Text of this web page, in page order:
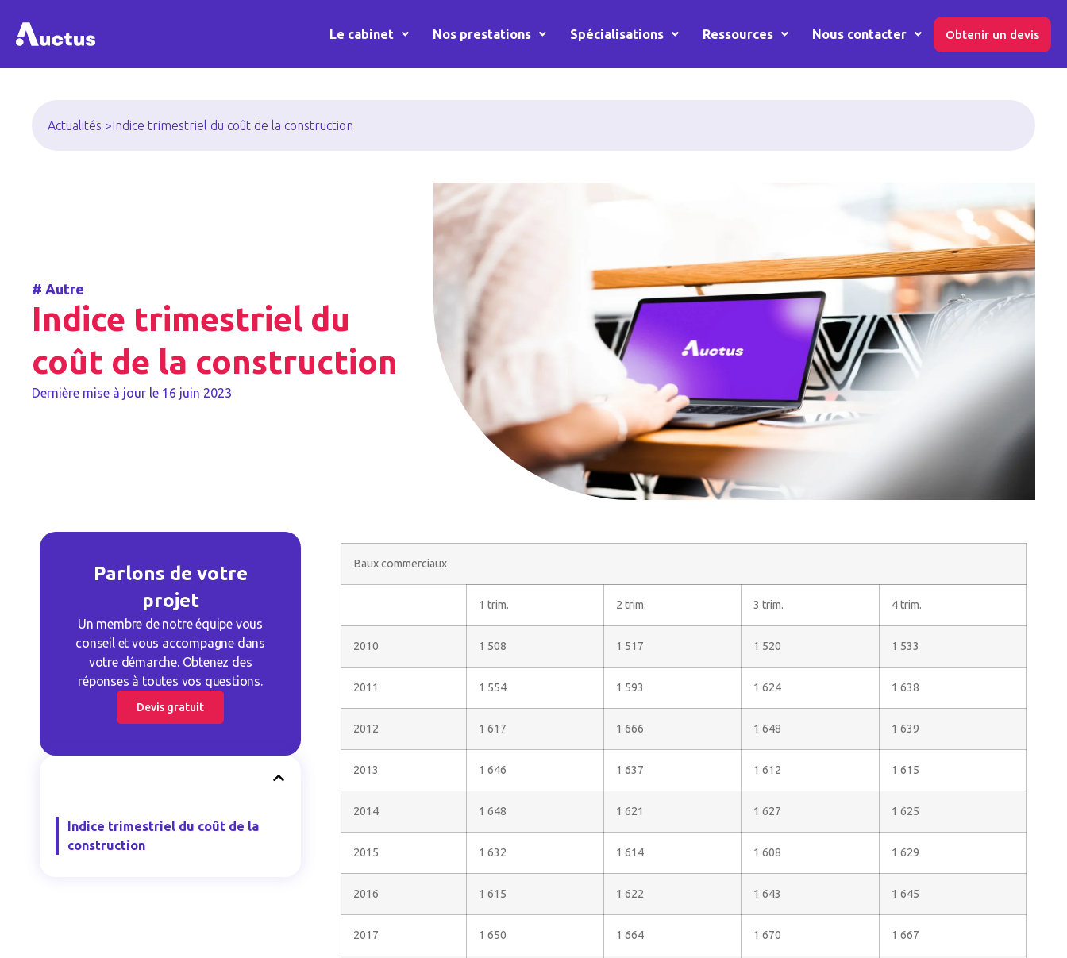
Le cabinet Nos prestations Spécialisations Ressources Nous contacter Obtenir un devis
Actualités >Indice trimestriel du coût de la construction
# Autre
Indice trimestriel du
coût de la construction
Dernière mise à jour le 16 juin 2023
Parlons de votre
projet
Un membre de notre équipe vous
conseil et vous accompagne dans
votre démarche. Obtenez des
réponses à toutes vos questions.
Devis gratuit
Indice trimestriel du coût de la
construction
Baux commerciaux
1 trim. 2 trim. 3 trim. 4 trim.
2010 1 508 1 517 1 520 1 533
2011 1 554 1 593 1 624 1 638
2012 1 617 1 666 1 648 1 639
2013 1 646 1 637 1 612 1 615
2014 1 648 1 621 1 627 1 625
2015 1 632 1 614 1 608 1 629
2016 1 615 1 622 1 643 1 645
2017 1 650 1 664 1 670 1 667